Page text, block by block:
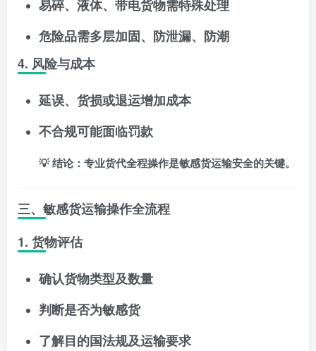
易碎、液体、带电货物需特殊处理
危险品需多层加固、防泄漏、防潮
4. 风险与成本
延误、货损或退运增加成本
不合规可能面临罚款
💡 结论：专业货代全程操作是敏感货运输安全的关键。
三、敏感货运输操作全流程
1. 货物评估
确认货物类型及数量
判断是否为敏感货
了解目的国法规及运输要求